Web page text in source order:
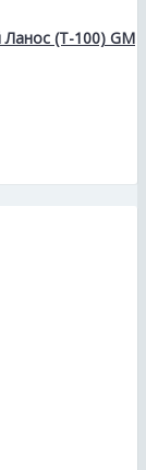
(T-100) GM